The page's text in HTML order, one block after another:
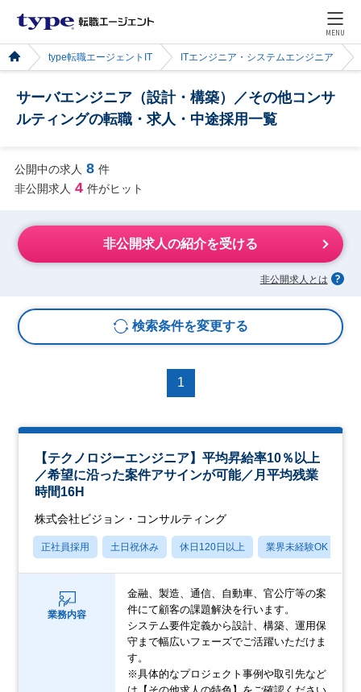
MENU
type転職エージェントIT ITエンジニア・システムエンジニア
サーバエンジニア（設計・構築）／その他コンサ
ルティングの転職・求人・中途採用一覧
公開中の求人 8 件
非公開求人 4 件がヒット
非公開求人の紹介を受ける
非公開求人とは
検索条件を変更する
1
【テクノロジーエンジニア】平均昇給率10％以上
／希望に沿った案件アサインが可能／月平均残業
時間16H
株式会社ビジョン・コンサルティング
正社員採用 土日祝休み 休日120日以上 業界未経験OK
業務内容
金融、製造、通信、自動車、官公庁等の案
件にて顧客の課題解決を行います。
システム要件定義から設計、構築、運用保
守まで幅広いフェーズでご活躍いただけま
す。
※具体的なプロジェクト事例や取引先など